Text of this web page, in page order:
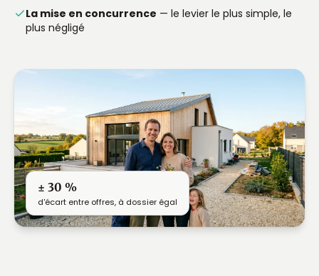
La mise en concurrence — le levier le plus simple, le
plus négligé
± 30 %
d'écart entre offres, à dossier égal